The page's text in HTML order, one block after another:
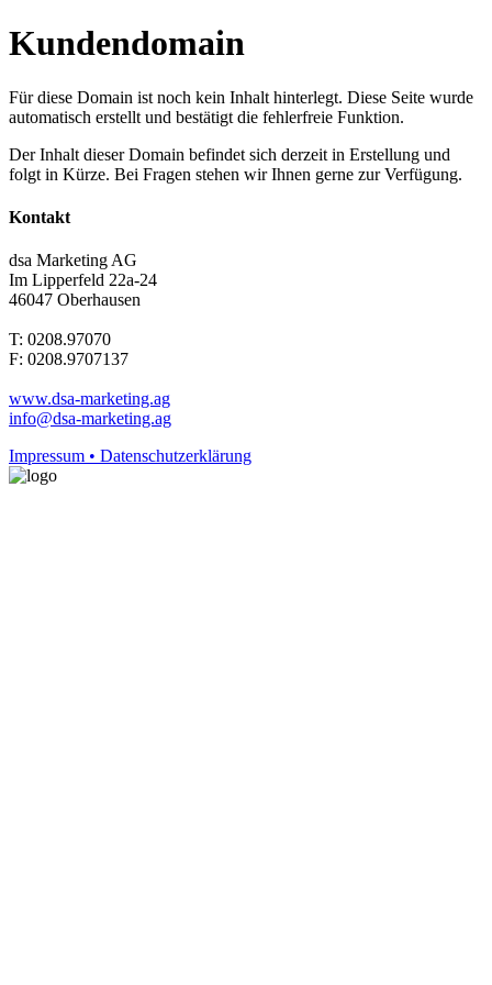
Kundendomain
Für diese Domain ist noch kein Inhalt hinterlegt. Diese Seite wurde
automatisch erstellt und bestätigt die fehlerfreie Funktion.
Der Inhalt dieser Domain befindet sich derzeit in Erstellung und
folgt in Kürze. Bei Fragen stehen wir Ihnen gerne zur Verfügung.
Kontakt
dsa Marketing AG
Im Lipperfeld 22a-24
46047 Oberhausen
T: 0208.97070
F: 0208.9707137
www.dsa-marketing.ag
info@dsa-marketing.ag
Impressum • Datenschutzerklärung